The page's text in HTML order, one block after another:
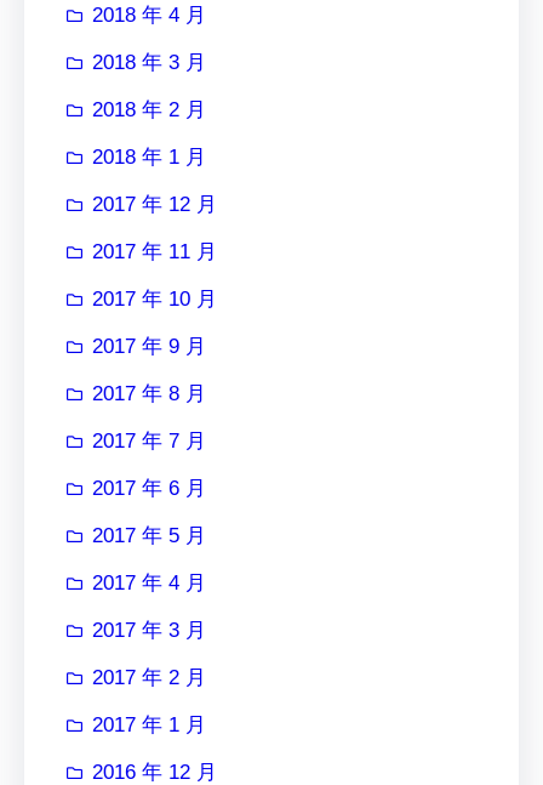
2018 年 4 月
2018 年 3 月
2018 年 2 月
2018 年 1 月
2017 年 12 月
2017 年 11 月
2017 年 10 月
2017 年 9 月
2017 年 8 月
2017 年 7 月
2017 年 6 月
2017 年 5 月
2017 年 4 月
2017 年 3 月
2017 年 2 月
2017 年 1 月
2016 年 12 月